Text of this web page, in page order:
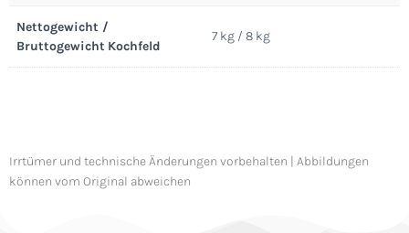
Nettogewicht /
Bruttogewicht Kochfeld
7 kg / 8 kg
Irrtümer und technische Änderungen vorbehalten | Abbildungen
können vom Original abweichen